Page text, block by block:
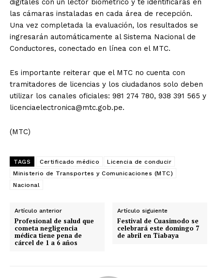
las cámaras instaladas en cada área de recepción.
Una vez completada la evaluación, los resultados se
ingresarán automáticamente al Sistema Nacional de
Conductores, conectado en línea con el MTC.
Es importante reiterar que el MTC no cuenta con
tramitadores de licencias y los ciudadanos solo deben
utilizar los canales oficiales: 981 274 780, 938 391 565 y
licenciaelectronica@mtc.gob.pe.
(MTC)
TAGS Certificado médico
Licencia de conducir
Ministerio de Transportes y Comunicaciones (MTC)
Nacional
Artículo anterior
Profesional de salud que
cometa negligencia
médica tiene pena de
cárcel de 1 a 6 años
Artículo siguiente
Festival de Cuasimodo se
celebrará este domingo 7
de abril en Tiabaya